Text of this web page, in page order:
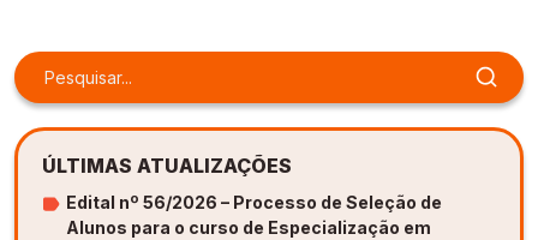
ÚLTIMAS ATUALIZAÇÕES
Edital nº 56/2026 – Processo de Seleção de
Alunos para o curso de Especialização em
Especialização em Gestão de Ambientes de
Aprendizagem [PDE]
Docência na Educação Infantil [DINF]
Especialização em Gestão de Ambientes de
Aprendizagem [PDE]
Docência na Educação Infantil [DINF]
Especialização em Gestão de Ambientes de
Aprendizagem [PDE]
Docência na Educação Infantil [DINF]
Especialização em Gestão de Ambientes de
Aprendizagem [PDE]
Docência na Educação Infantil [DINF]
Especialização em Gestão de Ambientes de
Aprendizagem [PDE]
Docência na Educação Infantil [DINF]